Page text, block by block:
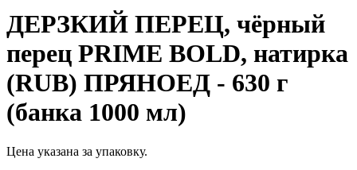
ДЕРЗКИЙ ПЕРЕЦ, чёрный
перец PRIME BOLD, натирка
(RUB) ПРЯНОЕД - 630 г
(банка 1000 мл)
Цена указана за упаковку.